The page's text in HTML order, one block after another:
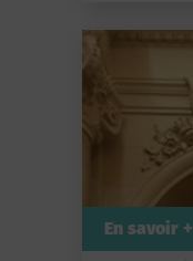
En savoir +